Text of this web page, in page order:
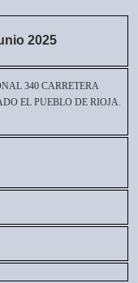
2025
340 CARRETERA
EL PUEBLO DE RIOJA.